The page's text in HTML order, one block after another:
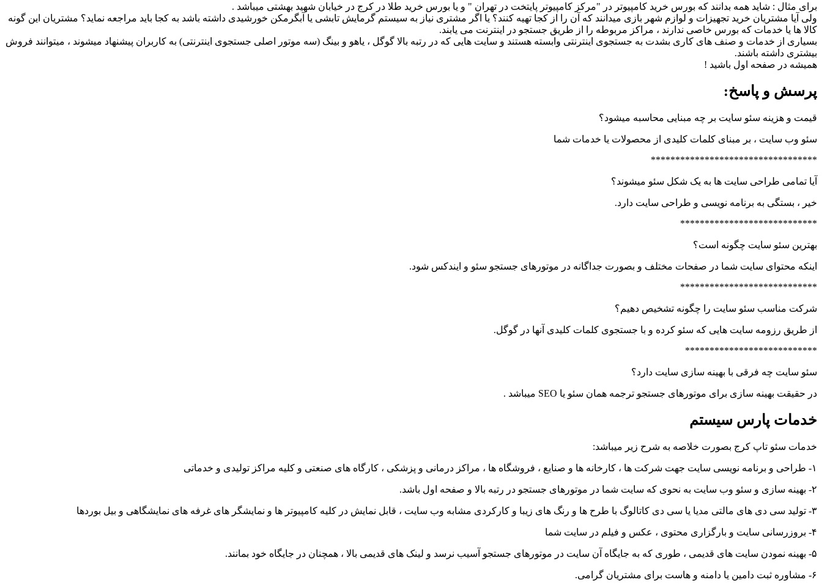
برای مثال : شاید همه بدانند که بورس خرید کامپیوتر در "مرکز کامپیوتر پایتخت در تهران " و یا بورس خرید طلا در کرج در خیابان شهید بهشتی میباشد .
ولی آیا مشتریان خرید تجهیزات و لوازم شهر بازی میدانند که آن را از کجا تهیه کنند؟ یا اگر مشتری نیاز به سیستم گرمایش تابشی یا آبگرمکن خورشیدی داشته باشد به کجا باید مراجعه نماید؟ مشتریان این گونه
کالا ها یا خدمات که بورس خاصی ندارند ، مراکز مربوطه را از طریق جستجو در اینترنت می یابند.
بسیاری از خدمات و صنف های کاری بشدت به جستجوی اینترنتی وابسته هستند و سایت هایی که در رتبه بالا گوگل ، یاهو و بینگ (سه موتور اصلی جستجوی اینترنتی) به کاربران پیشنهاد میشوند ، میتوانند فروش
بیشتری داشته باشند.
همیشه در صفحه اول باشید !
پرسش و پاسخ:
قیمت و هزینه سئو سایت بر چه مبنایی محاسبه میشود؟
سئو وب سایت ، بر مبنای کلمات کلیدی از محصولات یا خدمات شما
**********************************
آیا تمامی طراحی سایت ها به یک شکل سئو میشوند؟
خیر ، بستگی به برنامه نویسی و طراحی سایت دارد.
****************************
بهترین سئو سایت چگونه است؟
اینکه محتوای سایت شما در صفحات مختلف و بصورت جداگانه در موتورهای جستجو سئو و ایندکس شود.
****************************
شرکت مناسب سئو سایت را چگونه تشخیص دهیم؟
از طریق رزومه سایت هایی که سئو کرده و با جستجوی کلمات کلیدی آنها در گوگل.
***************************
سئو سایت چه فرقی با بهینه سازی سایت دارد؟
در حقیقت بهینه سازی برای موتورهای جستجو ترجمه همان سئو یا SEO میباشد .
خدمات پارس سیستم
خدمات سئو تاپ کرج بصورت خلاصه به شرح زیر میباشد:
۱- طراحی و برنامه نویسی سایت جهت شرکت ها ، کارخانه ها و صنایع ، فروشگاه ها ، مراکز درمانی و پزشکی ، کارگاه های صنعتی و کلیه مراکز تولیدی و خدماتی
۲- بهینه سازی و سئو وب سایت به نحوی که سایت شما در موتورهای جستجو در رتبه بالا و صفحه اول باشد.
۳- تولید سی دی های مالتی مدیا یا سی دی کاتالوگ با طرح ها و رنگ های زیبا و کارکردی مشابه وب سایت ، قابل نمایش در کلیه کامپیوتر ها و نمایشگر های غرفه های نمایشگاهی و بیل بوردها
۴- بروزرسانی سایت و بارگزاری محتوی ، عکس و فیلم در سایت شما
۵- بهینه نمودن سایت های قدیمی ، طوری که به جایگاه آن سایت در موتورهای جستجو آسیب نرسد و لینک های قدیمی بالا ، همچنان در جایگاه خود بمانند.
۶- مشاوره ثبت دامین یا دامنه و هاست برای مشتریان گرامی.